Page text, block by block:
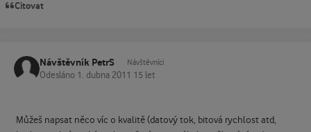
Citovat
Návštěvník PetrS Návštěvníci
Odesláno 1. dubna 2011 15 let
Můžeš napsat něco víc o kvalitě (datový tok, bitová rychlost atd,